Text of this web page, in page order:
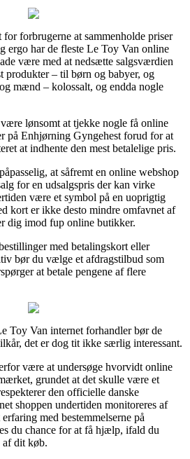
forbrugerne at sammenholde priser
ergo har de fleste Le Toy Van online
være med at nedsætte salgsværdien
produkter – til børn og babyer, og
mænd – kolossalt, og endda nogle
lønsomt at tjekke nogle få online
på Enhjørning Gyngehest forud for at
at indhente den mest betalelige pris.
at såfremt en online webshop
for en udsalgspris der kan virke
være et symbol på en uoprigtig
kort er ikke desto mindre omfavnet af
dig imod fup online butikker.
med betalingskort eller
bør du vælge et afdragstilbud som
at betale pengene af flere
Toy Van internet forhandler bør de
det er dog tit ikke særlig interessant.
være at undersøge hvorvidt online
grundet at det skulle være et
den officielle danske
shoppen undertiden monitoreres af
med bestemmelserne på
du chance for at få hjælp, ifald du
af dit køb.